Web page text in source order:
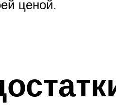
ценой.